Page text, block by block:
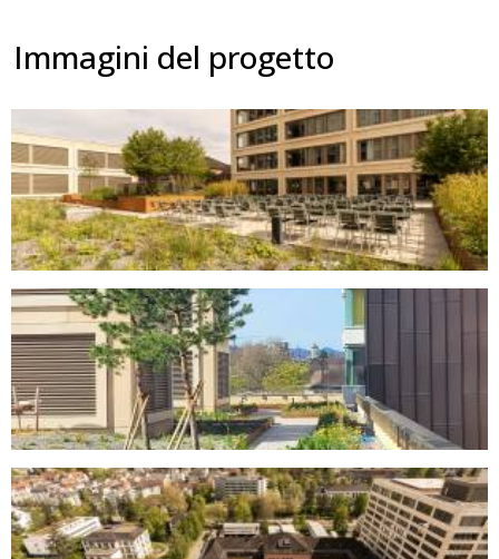
Immagini del progetto